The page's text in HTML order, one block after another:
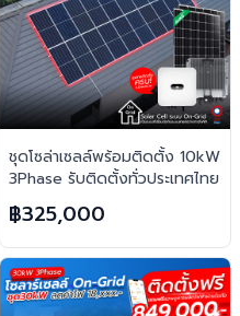
ชุดโซล่าเซลล์พร้อมติดตั้ง 10kW
3Phase รับติดตั้งทั่วประเทศไทย
฿325,000